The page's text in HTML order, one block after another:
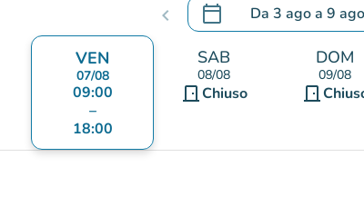
chevron_left calendar_today Da 3 agoa 9 ago
.Aprire il calendario per
VEN
07/08
09:00
–
18:00
SAB
08/08
door_frontChiuso
DOM
09/08
door_front